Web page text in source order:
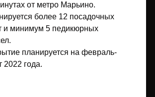
от метро Марьино.
более 12 посадочных
и минимум 5 педикюрных
планируется на февраль-
2022 года.